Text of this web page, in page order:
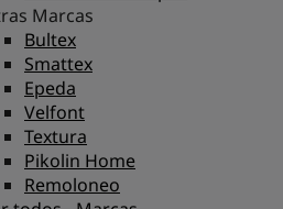
Marcas
Bultex
Smattex
Epeda
Velfont
Textura
Pikolin Home
Remoloneo